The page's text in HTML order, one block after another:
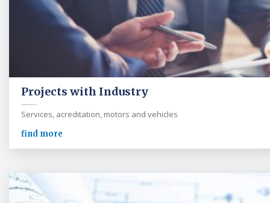
Projects with Industry
Services, acreditation, motors and vehicles
find more